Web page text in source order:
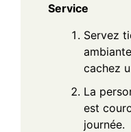
Service
Servez
cachez
La
est
journée.